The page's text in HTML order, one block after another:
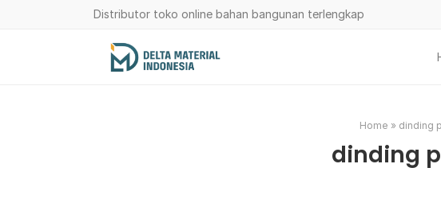
Distributor toko online bahan bangunan terlengkap
Home » dinding
dinding